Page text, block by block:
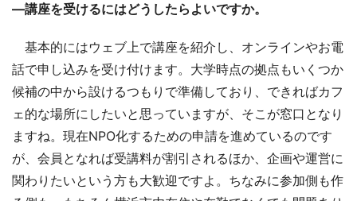
―講座を受けるにはどうしたらよいですか。
基本的にはウェブ上で講座を紹介し、オンラインやお電
話で申し込みを受け付けます。大学時点の拠点もいくつか
候補の中から設けるつもりで準備しており、できればカフ
ェ的な場所にしたいと思っていますが、そこが窓口となり
ますね。現在NPO化するための申請を進めているのです
が、会員となれば受講料が割引されるほか、企画や運営に
関わりたいという方も大歓迎ですよ。ちなみに参加側も作